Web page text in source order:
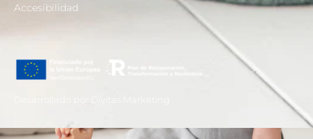
Accesibilidad